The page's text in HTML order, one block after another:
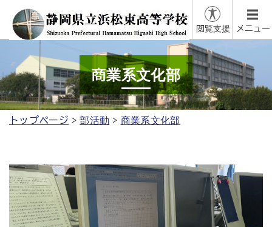
閲覧支援 メニュー
商業系文化部
トップページ 部活動 商業系文化部